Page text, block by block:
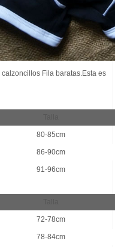
calzoncillos Fila baratas .Esta es
80-85cm
86-90cm
91-96cm
72-78cm
78-84cm